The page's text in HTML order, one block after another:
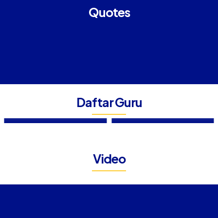
Quotes
Daftar GuruSUPRIYANTO, S.Pd
Video